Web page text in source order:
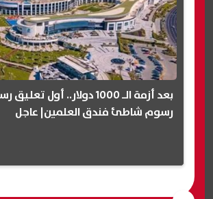
بعد أزمة الـ 1000 دولار.. أول
رسوم شاطئ فندق العلمين| عاجل